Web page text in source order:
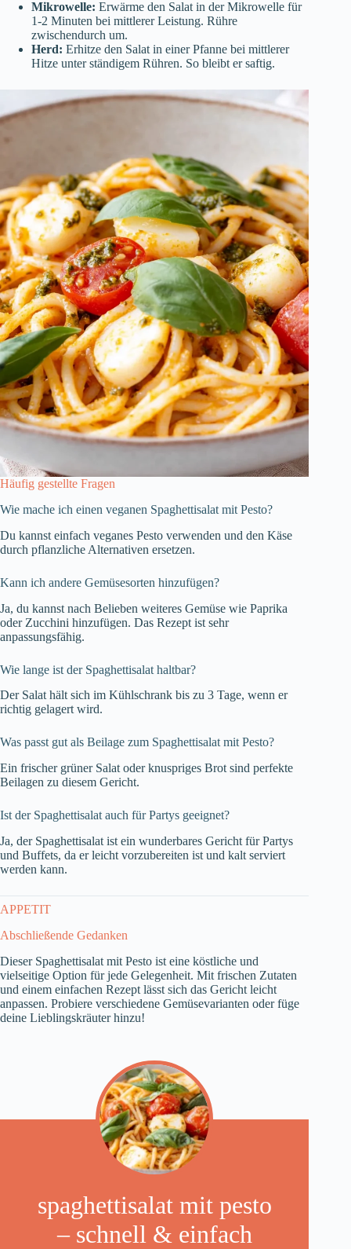
Mikrowelle: Erwärme den Salat in der Mikrowelle für
1-2 Minuten bei mittlerer Leistung. Rühre
zwischendurch um.
Herd: Erhitze den Salat in einer Pfanne bei mittlerer
Hitze unter ständigem Rühren. So bleibt er saftig.
Häufig gestellte Fragen
Wie mache ich einen veganen Spaghettisalat mit Pesto?
Du kannst einfach veganes Pesto verwenden und den Käse
durch pflanzliche Alternativen ersetzen.
Kann ich andere Gemüsesorten hinzufügen?
Ja, du kannst nach Belieben weiteres Gemüse wie Paprika
oder Zucchini hinzufügen. Das Rezept ist sehr
anpassungsfähig.
Wie lange ist der Spaghettisalat haltbar?
Der Salat hält sich im Kühlschrank bis zu 3 Tage, wenn er
richtig gelagert wird.
Was passt gut als Beilage zum Spaghettisalat mit Pesto?
Ein frischer grüner Salat oder knuspriges Brot sind perfekte
Beilagen zu diesem Gericht.
Ist der Spaghettisalat auch für Partys geeignet?
Ja, der Spaghettisalat ist ein wunderbares Gericht für Partys
und Buffets, da er leicht vorzubereiten ist und kalt serviert
werden kann.
APPETIT
Abschließende Gedanken
Dieser Spaghettisalat mit Pesto ist eine köstliche und
vielseitige Option für jede Gelegenheit. Mit frischen Zutaten
und einem einfachen Rezept lässt sich das Gericht leicht
anpassen. Probiere verschiedene Gemüsevarianten oder füge
deine Lieblingskräuter hinzu!
spaghettisalat mit pesto
– schnell & einfach